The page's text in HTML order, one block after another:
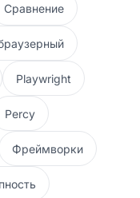
Сравнение
Playwright
Percy
Фреймворки